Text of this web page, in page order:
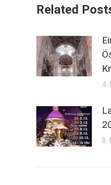
Related
4.
8.